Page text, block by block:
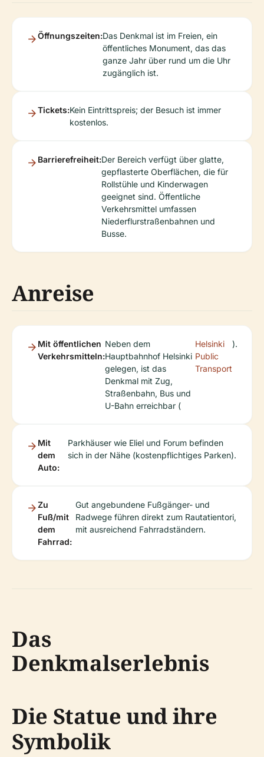
Öffnungszeiten:Das Denkmal ist im Freien, ein
öffentliches Monument, das das
ganze Jahr über rund um die Uhr
zugänglich ist.
Tickets:Kein Eintrittspreis; der Besuch ist immer
kostenlos.
Barrierefreiheit:Der Bereich verfügt über glatte,
gepflasterte Oberflächen, die für
Rollstühle und Kinderwagen
geeignet sind. Öffentliche
Verkehrsmittel umfassen
Niederflurstraßenbahnen und
Busse.
Anreise
Mit öffentlichen
Verkehrsmitteln:
Neben dem
Hauptbahnhof Helsinki
gelegen, ist das
Denkmal mit Zug,
Straßenbahn, Bus und
U-Bahn erreichbar (
Helsinki
Public
Transport
).
Mit
dem
Auto:
Parkhäuser wie Eliel und Forum befinden
sich in der Nähe (kostenpflichtiges Parken).
Zu
Fuß/mit
dem
Fahrrad:
Gut angebundene Fußgänger- und
Radwege führen direkt zum Rautatientori,
mit ausreichend Fahrradständern.
Das
Denkmalserlebnis
Die Statue und ihre
Symbolik